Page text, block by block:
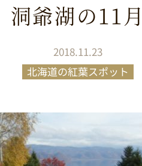
洞爺湖の11月
2018.11.23
北海道の紅葉スポット